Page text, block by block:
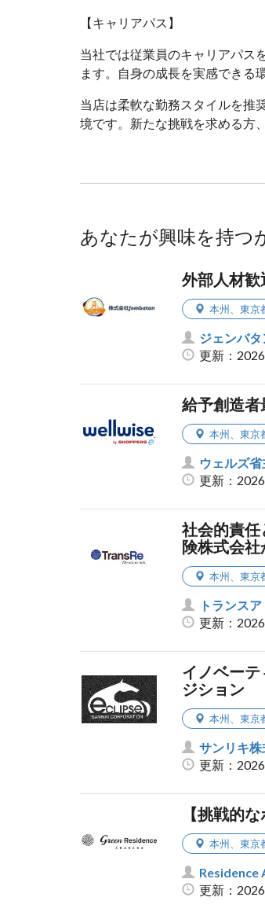
【キャリアパス】
当社では従業員のキャリアパス
ます。自身の成長を実感できる
当店は柔軟な勤務スタイルを推
境です。新たな挑戦を求める方
あなたが興味を持つ
外部人材歓
本州、 東京
ジェンバタ
更新：
給予創造
本州、 東京
ウェルズ
更新：
社会的責
険株式会
本州、 東京
トランス
更新：
イノベー
ジション
本州、 東京
サンリキ株
更新：
【挑戦的
本州、 東京
Residence
更新：